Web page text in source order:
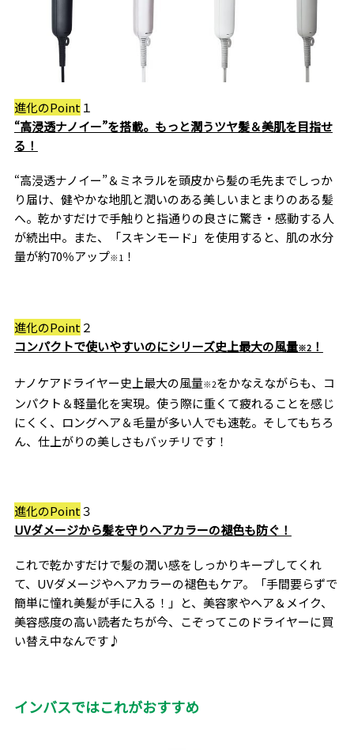
進化のPoint １
“高浸透ナノイー”を搭載。もっと潤うツヤ髪＆美肌を目指せ
る！
“高浸透ナノイー”＆ミネラルを頭皮から髪の毛先までしっか
り届け、健やかな地肌と潤いのある美しいまとまりのある髪
へ。乾かすだけで手触りと指通りの良さに驚き・感動する人
が続出中。また、「スキンモード」を使用すると、肌の水分
量が約70％アップ※1 ！
進化のPoint ２
コンパクトで使いやすいのにシリーズ史上最大の風量※2！
ナノケアドライヤー史上最大の風量※2をかなえながらも、コ
ンパクト＆軽量化を実現。使う際に重くて疲れることを感じ
にくく、ロングヘア＆毛量が多い人でも速乾。そしてもちろ
ん、仕上がりの美しさもバッチリです！
進化のPoint３
UVダメージから髪を守りヘアカラーの褪色も防ぐ！
これで乾かすだけで髪の潤い感をしっかりキープしてくれ
て、UVダメージやヘアカラーの褪色もケア。「手間要らずで
簡単に憧れ美髪が手に入る！」と、美容家やヘア＆メイク、
美容感度の高い読者たちが今、こぞってこのドライヤーに買
い替え中なんです♪
インバスではこれがおすすめ